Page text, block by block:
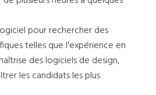
pour rechercher des
telles que l'expérience en
des logiciels de design,
les candidats les plus